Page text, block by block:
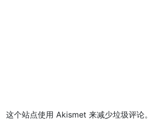
这个站点使用 Akismet 来减少垃圾评论。